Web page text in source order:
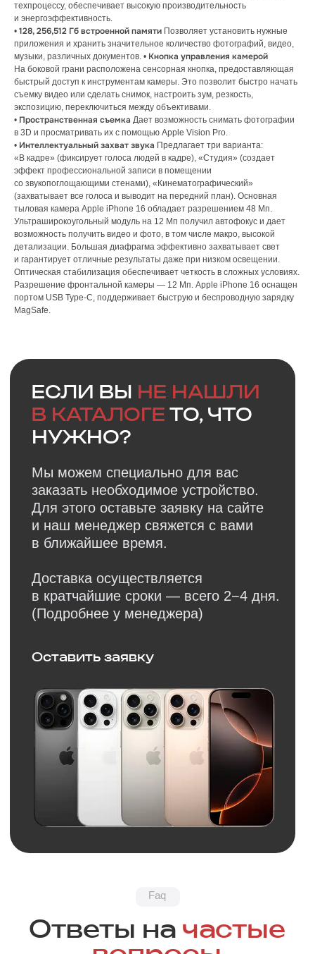
техпроцессу, обеспечивает высокую производительность
и энергоэффективность.
• 128, 256,512 Гб встроенной памяти Позволяет установить нужные
приложения и хранить значительное количество фотографий, видео,
музыки, различных документов. • Кнопка управления камерой
На боковой грани расположена сенсорная кнопка, предоставляющая
быстрый доступ к инструментам камеры. Это позволит быстро начать
съемку видео или сделать снимок, настроить зум, резкость,
экспозицию, переключиться между объективами.
• Пространственная съемка Дает возможность снимать фотографии
в 3D и просматривать их с помощью Apple Vision Pro.
• Интеллектуальный захват звука Предлагает три варианта:
«В кадре» (фиксирует голоса людей в кадре), «Студия» (создает
эффект профессиональной записи в помещении
со звукопоглощающими стенами), «Кинематографический»
(захватывает все голоса и выводит на передний план). Основная
тыловая камера Apple iPhone 16 обладает разрешением 48 Мп.
Ультраширокоугольный модуль на 12 Мп получил автофокус и дает
возможность получить видео и фото, в том числе макро, высокой
детализации. Большая диафрагма эффективно захватывает свет
и гарантирует отличные результаты даже при низком освещении.
Оптическая стабилизация обеспечивает четкость в сложных условиях.
Разрешение фронтальной камеры — 12 Мп. Apple iPhone 16 оснащен
портом USB Type-C, поддерживает быструю и беспроводную зарядку
MagSafe.
Оставить заявку
Мы можем специально для вас
заказать необходимое устройство.
Для этого оставьте заявку на сайте
и наш менеджер свяжется с вами
в ближайшее время.
Доставка осуществляется
в кратчайшие сроки — всего 2−4 дня.
(Подробнее у менеджера)
ЕСЛИ ВЫНЕ НАШЛИ
В КАТАЛОГЕТО, ЧТО
НУЖНО?
Ответы начастые
вопросы
+7
консультация?